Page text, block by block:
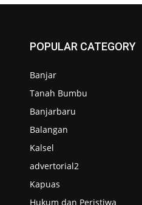
POPULAR CATEGORY
Banjar
Tanah Bumbu
Banjarbaru
Balangan
Kalsel
advertorial2
Kapuas
Hukum dan Peristiwa